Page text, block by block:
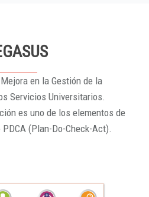
en la Gestión de la
Servicios Universitarios.
es uno de los elementos de
(Plan-Do-Check-Act).